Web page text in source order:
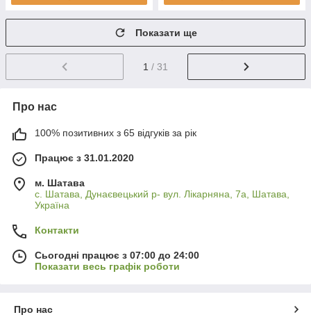
Показати ще
1 / 31
Про нас
100% позитивних з 65 відгуків за рік
Працює з 31.01.2020
м. Шатава
с. Шатава, Дунаєвецький р- вул. Лікарняна, 7а, Шатава,
Україна
Контакти
Сьогодні працює з 07:00 до 24:00
Показати весь графік роботи
Про нас